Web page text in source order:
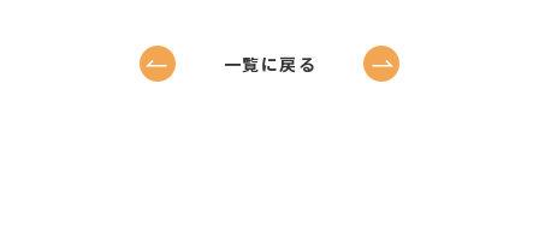
一覧に戻る